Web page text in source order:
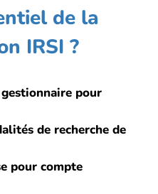
de la
IRSI ?
gestionnaire pour
de recherche de
pour compte